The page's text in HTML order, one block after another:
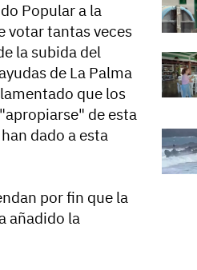
Popular a la
votar tantas veces
la subida del
de La Palma
que los
de esta
dado a esta
por fin que la
añadido la